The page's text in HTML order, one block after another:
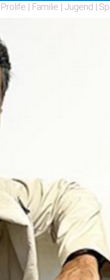
Prolife | Familie | Jugend |